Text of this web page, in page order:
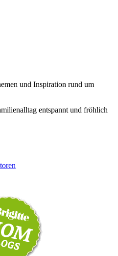
und Inspiration rund um
entspannt und fröhlich